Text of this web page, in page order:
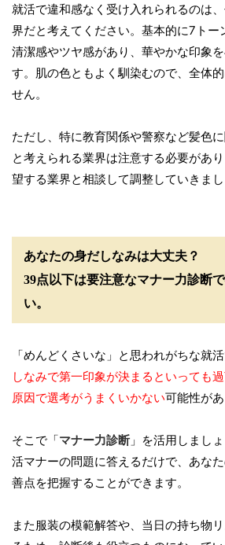
就活で違和感なく受け入れられるのは
界だと考えてください。基本的に7トー
清潔感やツヤ感があり、華やかな印象
す。肌の色ともよく馴染むので、全体
せん。
ただし、特に教育関係や警察など髪色
と考えられる業界は注意する必要があ
望する業界と相談して調整していきまし
あなたの身だしなみは大丈夫？
39点以下は要注意なマナー力診断
い。
「めんどくさいな」と思われがちな就活
しなみで第一印象が決まるといっても
原因で選考がうまくいかない可能性があ
そこで「マナー力診断」を活用しまし
活マナーの問題に答えるだけで、あな
善点を把握することができます。
また服装の模範解答や、当日の持ち物